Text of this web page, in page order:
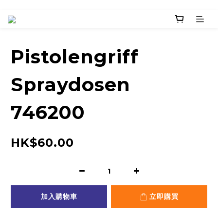
Pistolengriff
Spraydosen
746200
HK$60.00
加入購物車 立即購買